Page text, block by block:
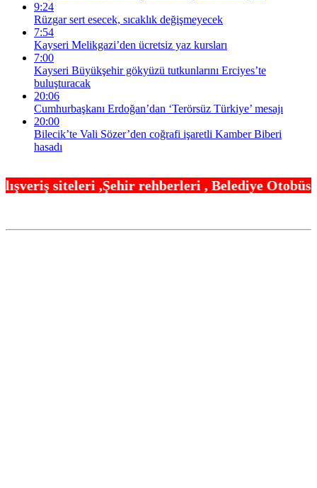
9:24
Rüzgar sert esecek, sıcaklık değişmeyecek
7:54
Kayseri Melikgazi’den ücretsiz yaz kursları
7:00
Kayseri Büyükşehir gökyüzü tutkunlarını Erciyes’te
buluşturacak
20:06
Cumhurbaşkanı Erdoğan’dan ‘Terörsüz Türkiye’ mesajı
20:00
Bilecik’te Vali Sözer’den coğrafi işaretli Kamber Biberi
hasadı
,Şehir rehberleri , Belediye